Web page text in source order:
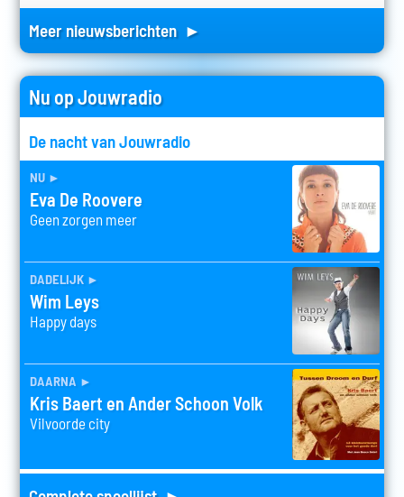
Meer nieuwsberichten ►
Nu op Jouwradio
De nacht van Jouwradio
nu ►
Eva De Roovere
Geen zorgen meer
dadelijk ►
Wim Leys
Happy days
daarna ►
Kris Baert en Ander Schoon Volk
Vilvoorde city